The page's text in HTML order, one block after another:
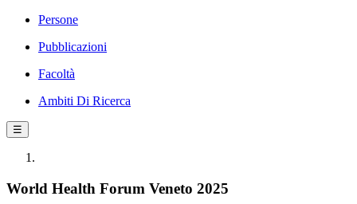
Persone
Pubblicazioni
Facoltà
Ambiti Di Ricerca
☰
World Health Forum Veneto 2025